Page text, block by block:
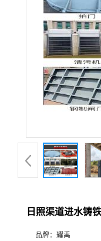
日照渠道进水铸
品牌： 耀禹